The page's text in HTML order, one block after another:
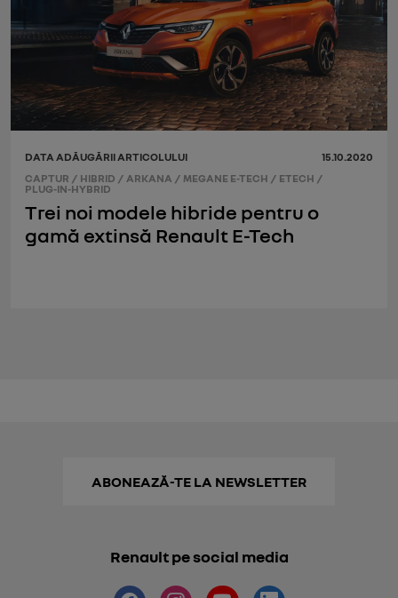
DATA ADĂUGĂRII ARTICOLULUI
15.10.2020
CAPTUR / HIBRID / ARKANA / MEGANE E-TECH / ETECH /
PLUG-IN-HYBRID
Trei noi modele hibride pentru o
gamă extinsă Renault E-Tech
ABONEAZĂ-TE LA NEWSLETTER
Renault pe social media